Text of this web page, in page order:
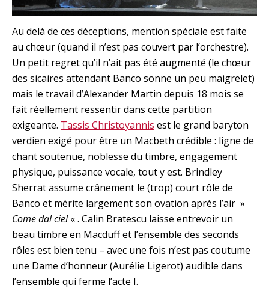
Au delà de ces déceptions, mention spéciale est faite
au chœur (quand il n’est pas couvert par l’orchestre).
Un petit regret qu’il n’ait pas été augmenté (le chœur
des sicaires attendant Banco sonne un peu maigrelet)
mais le travail d’Alexander Martin depuis 18 mois se
fait réellement ressentir dans cette partition
exigeante. Tassis Christoyannis est le grand baryton
verdien exigé pour être un Macbeth crédible : ligne de
chant soutenue, noblesse du timbre, engagement
physique, puissance vocale, tout y est. Brindley
Sherrat assume crânement le (trop) court rôle de
Banco et mérite largement son ovation après l’air »
Come dal ciel« . Calin Bratescu laisse entrevoir un
beau timbre en Macduff et l’ensemble des seconds
rôles est bien tenu – avec une fois n’est pas coutume
une Dame d’honneur (Aurélie Ligerot) audible dans
l’ensemble qui ferme l’acte I.